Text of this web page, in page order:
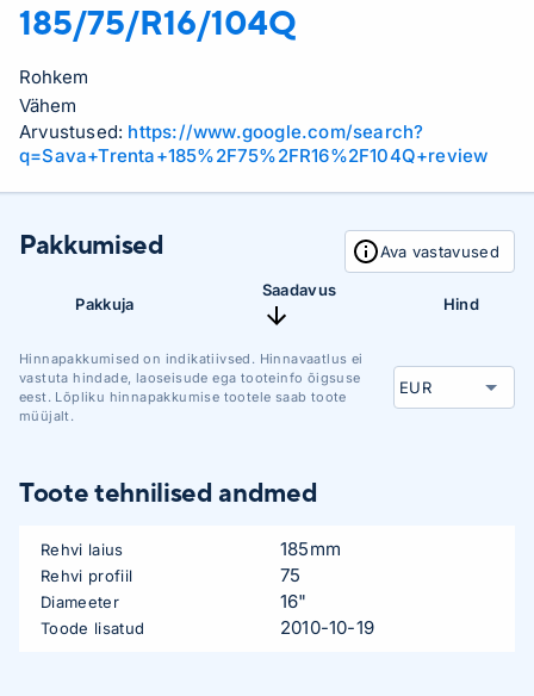
185/75/R16/104Q
Rohkem
Vähem
Arvustused: https://www.google.com/search?
q=Sava+Trenta+185%2F75%2FR16%2F104Q+review
Pakkumised Ava vastavused
Pakkuja
Saadavus
Hind
Hinnapakkumised on indikatiivsed. Hinnavaatlus ei
vastuta hindade, laoseisude ega tooteinfo õigsuse
eest. Lõpliku hinnapakkumise tootele saab toote
müüjalt.
Toote tehnilised andmed
Rehvi laius 185mm
Rehvi profiil 75
Diameeter 16"
Toode lisatud 2010-10-19